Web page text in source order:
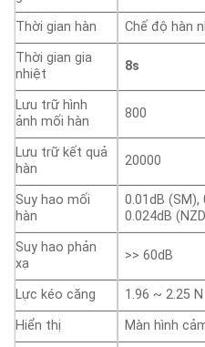
Thời gian hàn Chế độ hàn
Thời gian gia
nhiệt
8s
Lưu trữ hình
ảnh mối hàn
800
Lưu trữ kết quả
hàn
20000
Suy hao mối
hàn
0.01dB (SM),
0.024dB
Suy hao phản
xạ
>> 60dB
Lực kéo căng
1.96 ~ 2.25 N
Hiển thị
Màn hình